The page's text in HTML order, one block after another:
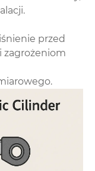
przed
zagrożeniom